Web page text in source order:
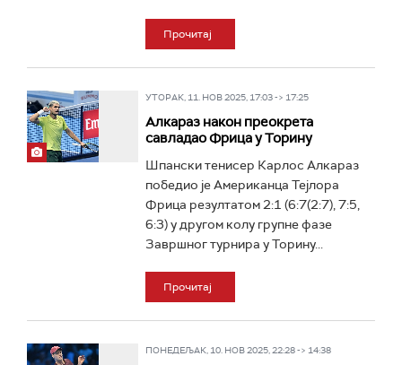
Прочитај
УТОРАК, 11. НОВ 2025, 17:03 -> 17:25
Алкараз након преокрета
савладао Фрица у Торину
Шпански тенисер Карлос Алкараз
победио је Американца Тејлора
Фрица резултатом 2:1 (6:7(2:7), 7:5,
6:3) у другом колу групне фазе
Завршног турнира у Торину...
Прочитај
ПОНЕДЕЉАК, 10. НОВ 2025, 22:28 -> 14:38